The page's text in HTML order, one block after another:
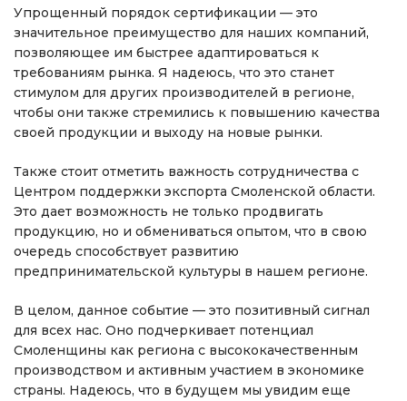
Упрощенный порядок сертификации — это
значительное преимущество для наших компаний,
позволяющее им быстрее адаптироваться к
требованиям рынка. Я надеюсь, что это станет
стимулом для других производителей в регионе,
чтобы они также стремились к повышению качества
своей продукции и выходу на новые рынки.
Также стоит отметить важность сотрудничества с
Центром поддержки экспорта Смоленской области.
Это дает возможность не только продвигать
продукцию, но и обмениваться опытом, что в свою
очередь способствует развитию
предпринимательской культуры в нашем регионе.
В целом, данное событие — это позитивный сигнал
для всех нас. Оно подчеркивает потенциал
Смоленщины как региона с высококачественным
производством и активным участием в экономике
страны. Надеюсь, что в будущем мы увидим еще